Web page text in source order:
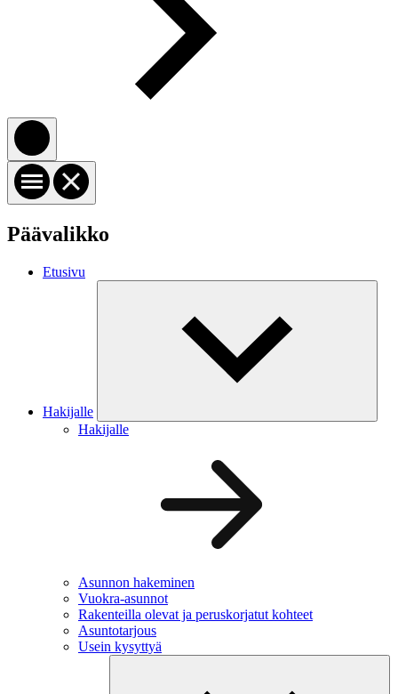
Päävalikko
Etusivu
Hakijalle
Hakijalle
Asunnon hakeminen
Vuokra-asunnot
Rakenteilla olevat ja peruskorjatut kohteet
Asuntotarjous
Usein kysyttyä